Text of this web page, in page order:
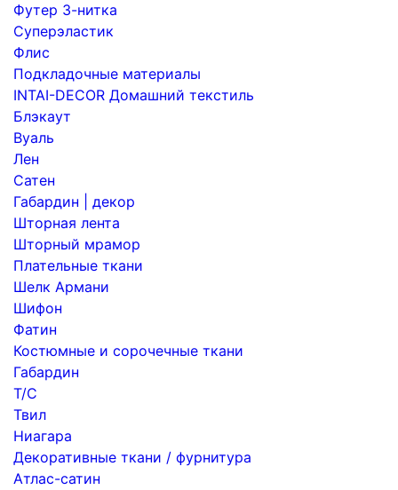
Футер 3-нитка
Суперэластик
Флис
Подкладочные материалы
INTAI-DECOR Домашний текстиль
Блэкаут
Вуаль
Лен
Сатен
Габардин | декор
Шторная лента
Шторный мрамор
Плательные ткани
Шелк Армани
Шифон
Фатин
Костюмные и сорочечные ткани
Габардин
Т/С
Твил
Ниагара
Декоративные ткани / фурнитура
Атлас-сатин